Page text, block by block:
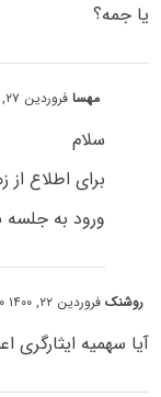
یا جمه؟
مهسافروردین ۲۷, ۱۴۰۰ at ۱:۴۵ ق٫ظ
سلام
برای اطلاع از
ورود به جلسه
روشنکفروردین ۲۲, ۱۴۰۰ at ۲:۳۰ ب٫ظ
آیا سهمیه ایثارگری